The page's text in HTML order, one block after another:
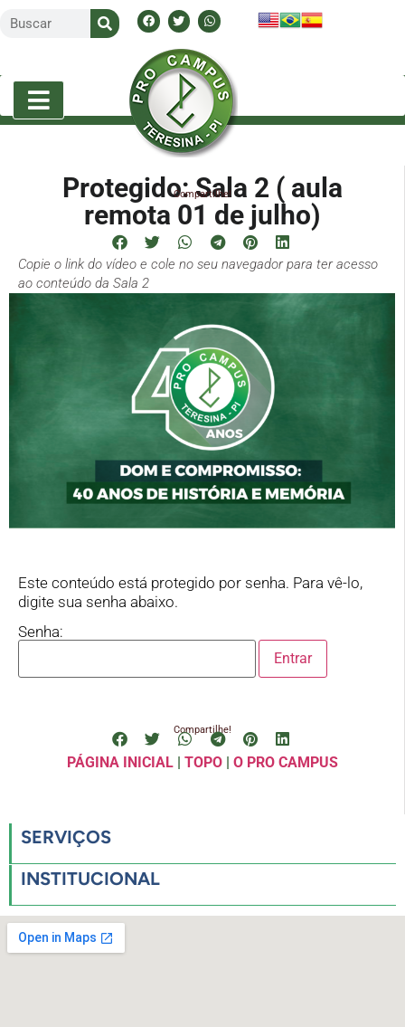
Protegido: Sala 2 ( aula
remota 01 de julho)
Compartilhe!
Copie o link do vídeo e cole no seu navegador para ter acesso
ao conteúdo da Sala 2
Este conteúdo está protegido por senha. Para vê-lo,
digite sua senha abaixo.
Senha:
Compartilhe!
PÁGINA INICIAL| TOPO| O PRO CAMPUS
SERVIÇOS
INSTITUCIONAL